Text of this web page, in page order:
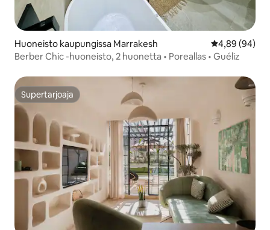
Huoneisto kaupungissa Marrakesh
4,89 (94)
Berber Chic -huoneisto, 2 huonetta • Poreallas • Guéliz
Supertarjoaja
Supertarjoaja